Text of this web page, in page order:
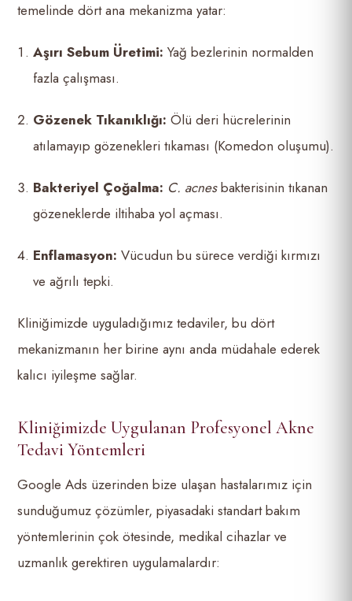
temelinde dört ana mekanizma yatar:
Aşırı Sebum Üretimi: Yağ bezlerinin normalden
fazla çalışması.
Gözenek Tıkanıklığı: Ölü deri hücrelerinin
atılamayıp gözenekleri tıkaması (Komedon oluşumu).
Bakteriyel Çoğalma: C. acnesbakterisinin tıkanan
gözeneklerde iltihaba yol açması.
Enflamasyon: Vücudun bu sürece verdiği kırmızı
ve ağrılı tepki.
Kliniğimizde uyguladığımız tedaviler, bu dört
mekanizmanın her birine aynı anda müdahale ederek
kalıcı iyileşme sağlar.
Kliniğimizde Uygulanan Profesyonel Akne
Tedavi Yöntemleri
Google Ads üzerinden bize ulaşan hastalarımız için
sunduğumuz çözümler, piyasadaki standart bakım
yöntemlerinin çok ötesinde, medikal cihazlar ve
uzmanlık gerektiren uygulamalardır: